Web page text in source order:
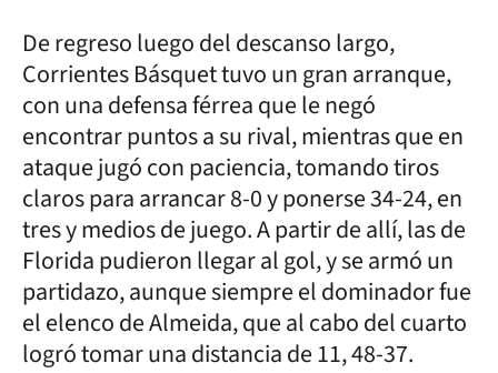
De regreso luego del descanso largo,
Corrientes Básquet tuvo un gran arranque,
con una defensa férrea que le negó
encontrar puntos a su rival, mientras que en
ataque jugó con paciencia, tomando tiros
claros para arrancar 8-0 y ponerse 34-24, en
tres y medios de juego. A partir de allí, las de
Florida pudieron llegar al gol, y se armó un
partidazo, aunque siempre el dominador fue
el elenco de Almeida, que al cabo del cuarto
logró tomar una distancia de 11, 48-37.